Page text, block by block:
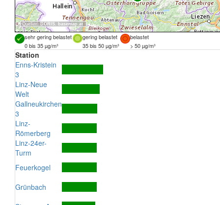
Quellen:DORIS, basemap.at
sehr gering belastet gering belastet
belastet
0 bis 35 µg/m³
35 bis 50 µg/m³ > 50 µg/m³
Station
Enns-Kristein
3
Linz-Neue
Welt
Gallneukirchen
3
Linz-
Römerberg
Linz-24er-
Turm
Feuerkogel
Grünbach